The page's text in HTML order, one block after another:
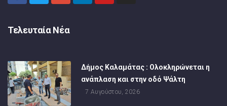
Τελευταία Νέα
Δήμος Καλαμάτας : Ολοκληρώνεται η
ανάπλαση και στην οδό Ψάλτη
7 Αυγούστου, 2026